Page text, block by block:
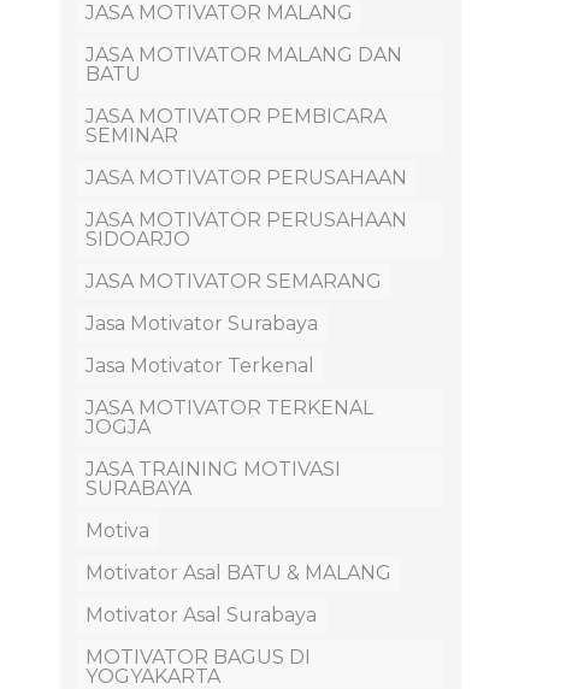
JASA MOTIVATOR MALANG
JASA MOTIVATOR MALANG DAN
BATU
JASA MOTIVATOR PEMBICARA
SEMINAR
JASA MOTIVATOR PERUSAHAAN
JASA MOTIVATOR PERUSAHAAN
SIDOARJO
JASA MOTIVATOR SEMARANG
Jasa Motivator Surabaya
Jasa Motivator Terkenal
JASA MOTIVATOR TERKENAL
JOGJA
JASA TRAINING MOTIVASI
SURABAYA
Motiva
Motivator Asal BATU & MALANG
Motivator Asal Surabaya
MOTIVATOR BAGUS DI
YOGYAKARTA